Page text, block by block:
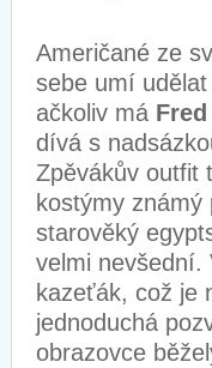
Američané ze
sebe umí
ačkoliv má
dívá s
Zpěvákův outfit
kostýmy známý
starověký
velmi nevšední.
kazeťák, což je
jednoduchá
obrazovce